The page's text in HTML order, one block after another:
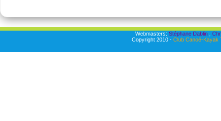
Webmasters: Stéphane Dablin,
Copyright 2010 - Club Canoë-Kayak